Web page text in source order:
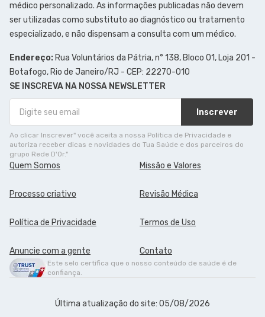
médico personalizado. As informações publicadas não devem
ser utilizadas como substituto ao diagnóstico ou tratamento
especializado, e não dispensam a consulta com um médico.
Endereço: Rua Voluntários da Pátria, n° 138, Bloco 01, Loja 201 -
Botafogo, Rio de Janeiro/RJ - CEP: 22270-010
SE INSCREVA NA NOSSA NEWSLETTER
Inscrever
Ao clicar Inscrever" você aceita a nossa Política de Privacidade e
autoriza receber dicas e novidades do Tua Saúde e dos parceiros do
grupo Rede D'Or."
Quem Somos Missão e Valores
Processo criativo Revisão Médica
Política de Privacidade Termos de Uso
Anuncie com a gente Contato
Este selo certifica que o nosso conteúdo de saúde é de
confiança.
Última atualização do site: 05/08/2026